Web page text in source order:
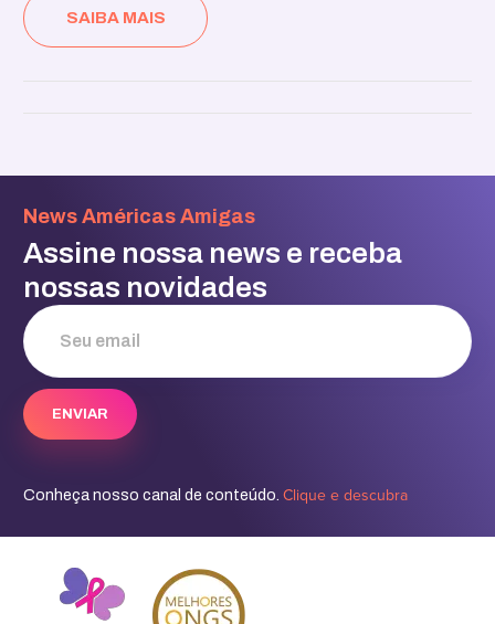
SAIBA MAIS
News Américas Amigas
Assine nossa news e receba
nossas novidades
Conheça nosso canal de conteúdo. Clique e descubra